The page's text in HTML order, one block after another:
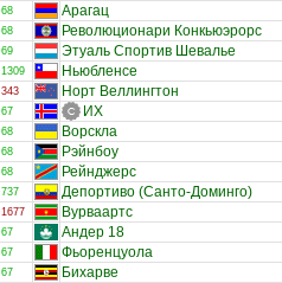
68 Арагац
68 Революционари Конкьюэрорс
69 Этуаль Спортив Шевалье
1309 Ньюбленсе
343 Норт Веллингтон
67 ИХ
68 Ворскла
68 Рэйнбоу
68 Рейнджерс
737 Депортиво (Санто-Доминго)
1677 Вурваартс
67 Андер 18
67 Фьоренцуола
67 Бихарве